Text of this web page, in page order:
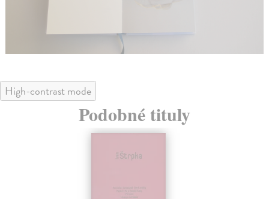
High-contrast mode
Podobné tituly